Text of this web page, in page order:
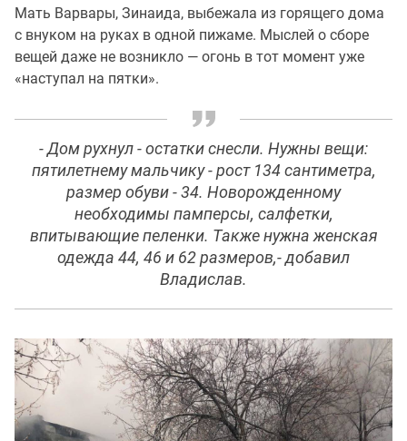
Мать Варвары, Зинаида, выбежала из горящего дома
с внуком на руках в одной пижаме. Мыслей о сборе
вещей даже не возникло — огонь в тот момент уже
«наступал на пятки».
- Дом рухнул - остатки снесли. Нужны вещи:
пятилетнему мальчику - рост 134 сантиметра,
размер обуви - 34. Новорожденному
необходимы памперсы, салфетки,
впитывающие пеленки. Также нужна женская
одежда 44, 46 и 62 размеров,- добавил
Владислав.